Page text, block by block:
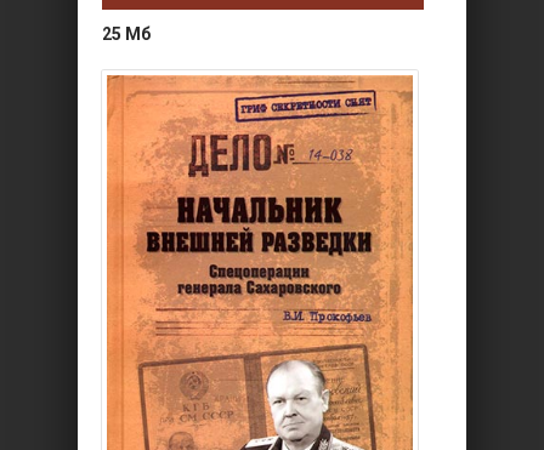
25 Мб